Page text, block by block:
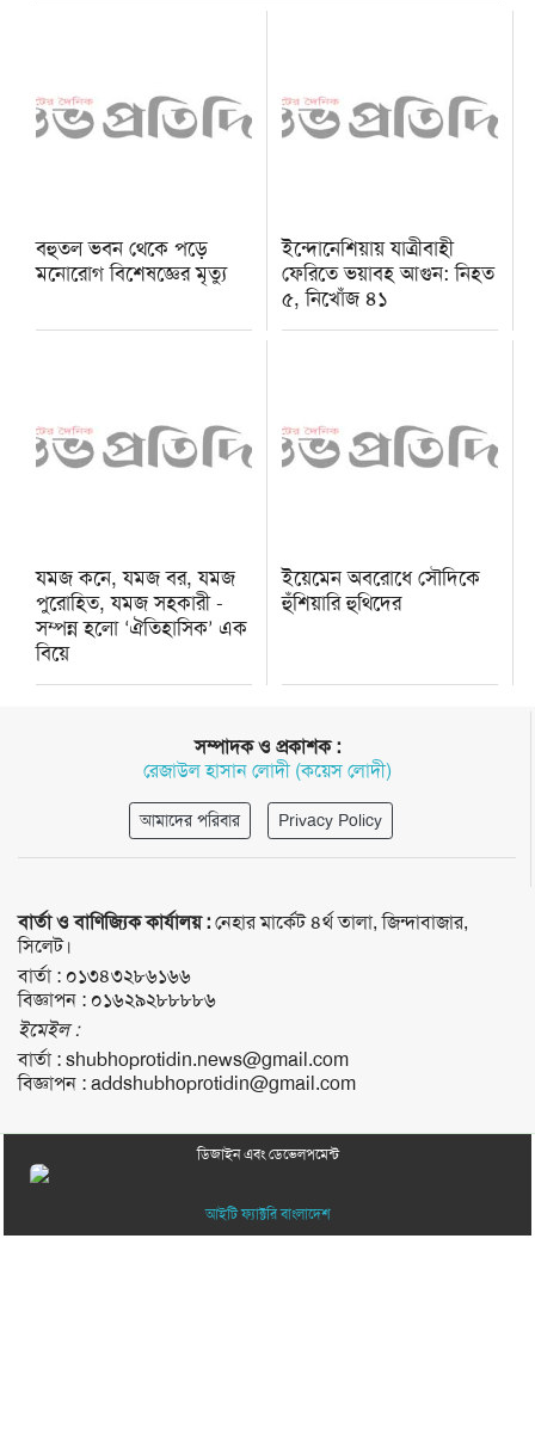
বহুতল ভবন থেকে পড়ে
মনোরোগ বিশেষজ্ঞের মৃত্যু
ইন্দোনেশিয়ায় যাত্রীবাহী
ফেরিতে ভয়াবহ আগুন: নিহত
৫, নিখোঁজ ৪১
যমজ কনে, যমজ বর, যমজ
পুরোহিত, যমজ সহকারী -
সম্পন্ন হলো ‘ঐতিহাসিক’ এক
বিয়ে
ইয়েমেন অবরোধে সৌদিকে
হুঁশিয়ারি হুথিদের
সম্পাদক ও প্রকাশক :
রেজাউল হাসান লোদী (কয়েস লোদী)
আমাদের পরিবার Privacy Policy
বার্তা ও বাণিজ্যিক কার্যালয় :নেহার মার্কেট ৪র্থ তালা, জিন্দাবাজার,
সিলেট।
বার্তা : ০১৩৪৩২৮৬১৬৬
বিজ্ঞাপন : ০১৬২৯২৮৮৮৮৬
ইমেইল :
বার্তা :shubhoprotidin.news@gmail.com
বিজ্ঞাপন :addshubhoprotidin@gmail.com
ডিজাইন এবং ডেভেলপমেন্ট
আইটি ফ্যাক্টরি বাংলাদেশ